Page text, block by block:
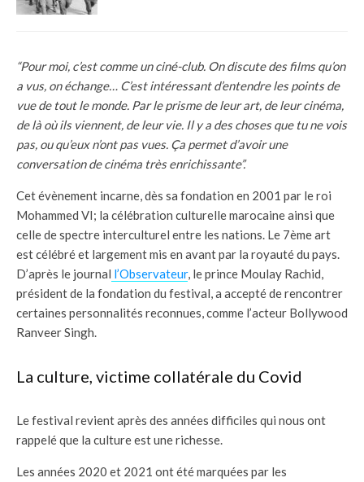
“Pour moi, c’est comme un ciné-club. On discute des films qu’on
a vus, on échange… C’est intéressant d’entendre les points de
vue de tout le monde. Par le prisme de leur art, de leur cinéma,
de là où ils viennent, de leur vie. Il y a des choses que tu ne vois
pas, ou qu’eux n’ont pas vues. Ça permet d’avoir une
conversation de cinéma très enrichissante”.
Cet évènement incarne, dès sa fondation en 2001 par le roi
Mohammed VI; la célébration culturelle marocaine ainsi que
celle de spectre interculturel entre les nations. Le 7ème art
est célébré et largement mis en avant par la royauté du pays.
D’après le journal l’Observateur, le prince Moulay Rachid,
président de la fondation du festival, a accepté de rencontrer
certaines personnalités reconnues, comme l’acteur Bollywood
Ranveer Singh.
La culture, victime collatérale du Covid
Le festival revient après des années difficiles qui nous ont
rappelé que la culture est une richesse.
Les années 2020 et 2021 ont été marquées par les